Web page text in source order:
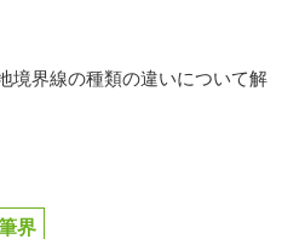
境界線の種類の違いについて解
界